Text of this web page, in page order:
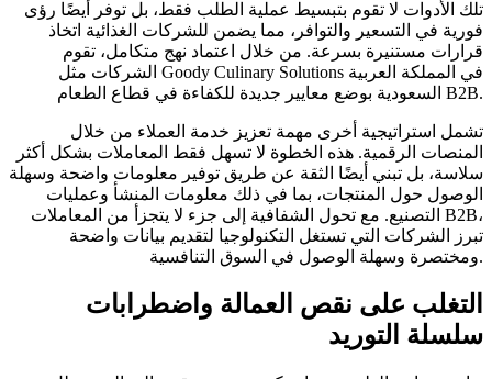
تلك الأدوات لا تقوم بتبسيط عملية الطلب فقط، بل توفر أيضًا رؤى
فورية في التسعير والتوافر، مما يضمن للشركات الغذائية اتخاذ
قرارات مستنيرة بسرعة. من خلال اعتماد نهج متكامل، تقوم
الشركات مثل Goody Culinary Solutions في المملكة العربية
السعودية بوضع معايير جديدة للكفاءة في قطاع الطعام B2B.
تشمل استراتيجية أخرى مهمة تعزيز خدمة العملاء من خلال
المنصات الرقمية. هذه الخطوة لا تسهل فقط المعاملات بشكل أكثر
سلاسة، بل تبني أيضًا الثقة عن طريق توفير معلومات واضحة وسهلة
الوصول حول المنتجات، بما في ذلك معلومات المنشأ وعمليات
التصنيع. مع تحول الشفافية إلى جزء لا يتجزأ من المعاملات B2B،
تبرز الشركات التي تستغل التكنولوجيا لتقديم بيانات واضحة
ومختصرة وسهلة الوصول في السوق التنافسية.
التغلب على نقص العمالة واضطرابات
سلسلة التوريد